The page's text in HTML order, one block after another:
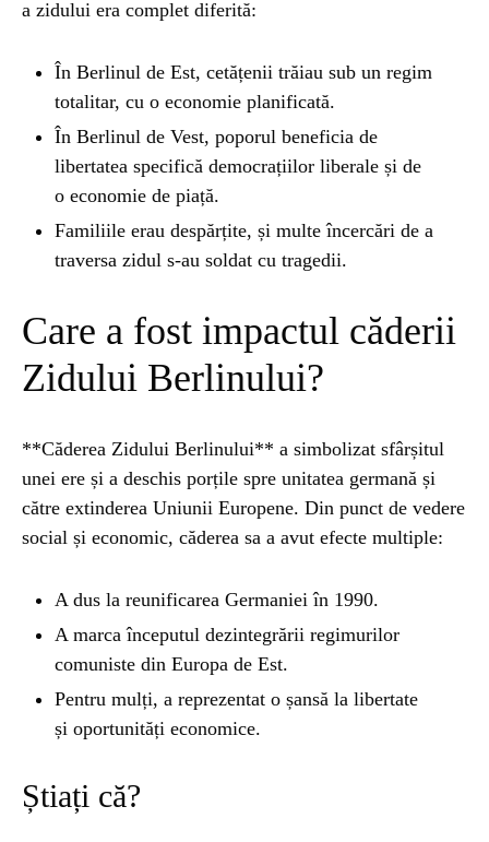
a zidului era complet diferită:
În Berlinul de Est, cetățenii trăiau sub un regim
totalitar, cu o economie planificată.
În Berlinul de Vest, poporul beneficia de
libertatea specifică democrațiilor liberale și de
o economie de piață.
Familiile erau despărțite, și multe încercări de a
traversa zidul s-au soldat cu tragedii.
Care a fost impactul căderii
Zidului Berlinului?
**Căderea Zidului Berlinului** a simbolizat sfârșitul
unei ere și a deschis porțile spre unitatea germană și
către extinderea Uniunii Europene. Din punct de vedere
social și economic, căderea sa a avut efecte multiple:
A dus la reunificarea Germaniei în 1990.
A marca începutul dezintegrării regimurilor
comuniste din Europa de Est.
Pentru mulți, a reprezentat o șansă la libertate
și oportunități economice.
Știați că?
Ai simțit vreodată deja-vu? Află de ce se